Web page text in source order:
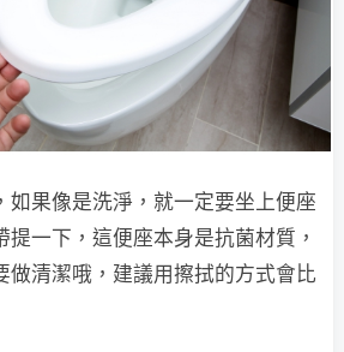
如果像是洗淨，就一定要坐上便座
提一下，這便座本身是抗菌材質，
做清潔哦，建議用擦拭的方式會比